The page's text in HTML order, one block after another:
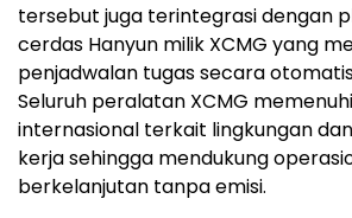
tersebut juga terintegrasi dengan
cerdas Hanyun milik XCMG yang
penjadwalan tugas secara
Seluruh peralatan XCMG
internasional terkait lingkungan
kerja sehingga mendukung
berkelanjutan tanpa emisi.